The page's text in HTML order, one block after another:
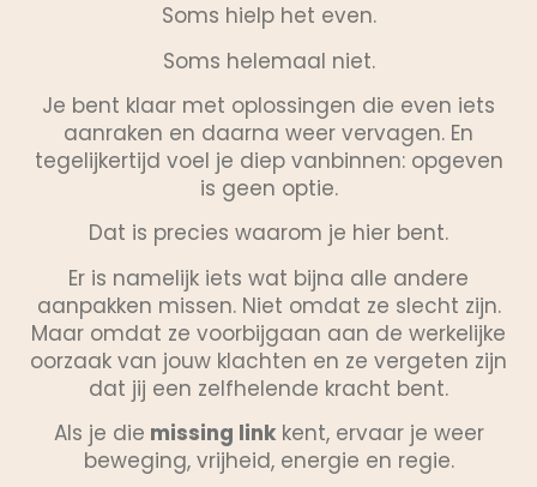
Soms hielp het even.
Soms helemaal niet.
Je bent klaar met oplossingen die even iets
aanraken en daarna weer vervagen. En
tegelijkertijd voel je diep vanbinnen: opgeven
is geen optie.
Dat is precies waarom je hier bent.
Er is namelijk iets wat bijna alle andere
aanpakken missen. Niet omdat ze slecht zijn.
Maar omdat ze voorbijgaan aan de werkelijke
oorzaak van jouw klachten en ze vergeten zijn
dat jij een zelfhelende kracht bent.
Als je die missing linkkent, ervaar je weer
beweging, vrijheid, energie en regie.